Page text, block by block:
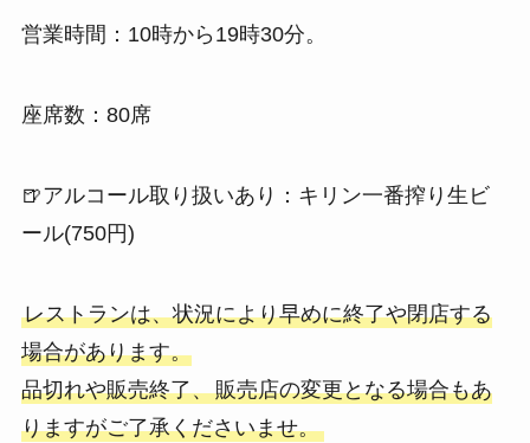
営業時間：10時から19時30分。
座席数：80席
🍺アルコール取り扱いあり：キリン一番搾り生ビ
ール(750円)
レストランは、状況により早めに終了や閉店する
場合があります。
品切れや販売終了、販売店の変更となる場合もあ
りますがご了承くださいませ。